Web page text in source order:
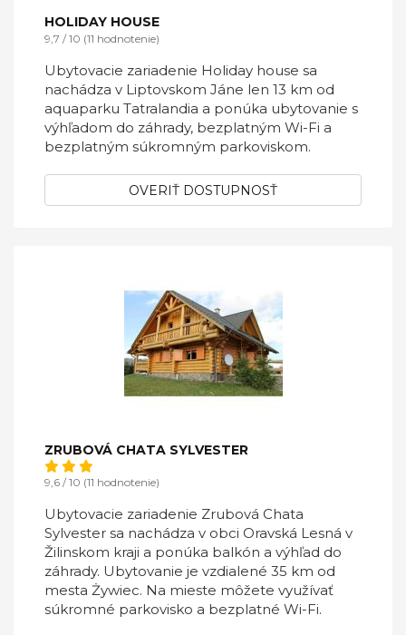
HOLIDAY HOUSE
9,7 / 10 (11 hodnotenie)
Ubytovacie zariadenie Holiday house sa
nachádza v Liptovskom Jáne len 13 km od
aquaparku Tatralandia a ponúka ubytovanie s
výhľadom do záhrady, bezplatným Wi-Fi a
bezplatným súkromným parkoviskom.
OVERIŤ DOSTUPNOSŤ
ZRUBOVÁ CHATA SYLVESTER
9,6 / 10 (11 hodnotenie)
Ubytovacie zariadenie Zrubová Chata
Sylvester sa nachádza v obci Oravská Lesná v
Žilinskom kraji a ponúka balkón a výhľad do
záhrady. Ubytovanie je vzdialené 35 km od
mesta Żywiec. Na mieste môžete využívať
súkromné parkovisko a bezplatné Wi-Fi.